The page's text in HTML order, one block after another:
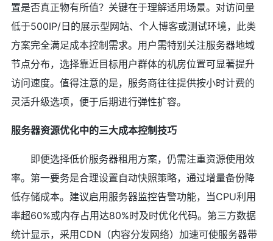
置是否真正物有所值？关键在于理解适用场景。对访问量
低于500IP/日的展示型网站、个人博客或测试环境，此类
方案完全满足成本控制需求。用户需特别关注服务器地域
节点分布，选择靠近目标用户群体的机房位置可显著提升
访问速度。值得注意的是，服务商往往提供按小时计费的
灵活升级选项，便于后期进行弹性扩容。
服务器资源优化中的三大成本控制技巧
即便选择低价服务器租用方案，仍需注重资源使用效
率。第一要务是合理设置自动快照策略，通过增量备份降
低存储成本。建议启用服务器监控告警功能，当CPU利用
率超60%或内存占用达80%时及时优化代码。第三方数据
统计显示，采用CDN（内容分发网络）加速可使服务器带